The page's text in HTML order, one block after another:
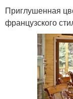
Приглушенная
французского